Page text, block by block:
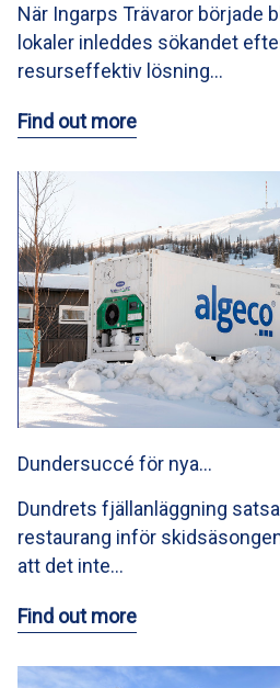
När Ingarps Trävaror började
lokaler inleddes sökandet
resurseffektiv lösning…
Find out more
Dundersuccé för nya…
Dundrets fjällanläggning
restaurang inför
att det inte…
Find out more